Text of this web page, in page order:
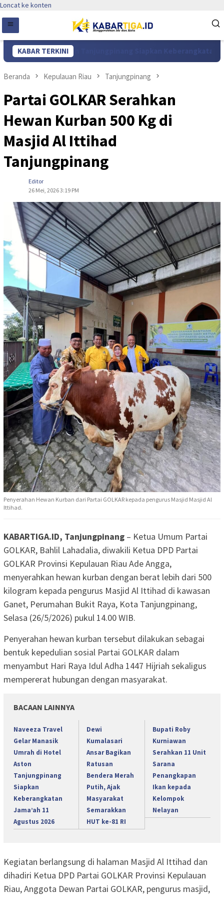
Loncat ke konten
KABAR TERKINI
Hotel Aston Tanjungpinang Siapkan Keberangkatan Jama’ah
Beranda Kepulauan Riau Tanjungpinang
Partai GOLKAR Serahkan
Hewan Kurban 500 Kg di
Masjid Al Ittihad
Tanjungpinang
Editor
26 Mei, 2026 3:19 PM
Penyerahan Hewan Kurban dari Partai GOLKAR kepada pengurus Masjid Masjid Al
Ittihad.
KABARTIGA.ID, Tanjungpinang – Ketua Umum Partai
GOLKAR, Bahlil Lahadalia, diwakili Ketua DPD Partai
GOLKAR Provinsi Kepulauan Riau Ade Angga,
menyerahkan hewan kurban dengan berat lebih dari 500
kilogram kepada pengurus Masjid Al Ittihad di kawasan
Ganet, Perumahan Bukit Raya, Kota Tanjungpinang,
Selasa (26/5/2026) pukul 14.00 WIB.
Penyerahan hewan kurban tersebut dilakukan sebagai
bentuk kepedulian sosial Partai GOLKAR dalam
menyambut Hari Raya Idul Adha 1447 Hijriah sekaligus
mempererat hubungan dengan masyarakat.
BACAAN LAINNYA
Naveeza Travel
Gelar Manasik
Umrah di Hotel
Aston
Tanjungpinang
Siapkan
Keberangkatan
Jama’ah 11
Agustus 2026
Dewi
Kumalasari
Ansar Bagikan
Ratusan
Bendera Merah
Putih, Ajak
Masyarakat
Semarakkan
HUT ke-81 RI
Bupati Roby
Kurniawan
Serahkan 11 Unit
Sarana
Penangkapan
Ikan kepada
Kelompok
Nelayan
Kegiatan berlangsung di halaman Masjid Al Ittihad dan
dihadiri Ketua DPD Partai GOLKAR Provinsi Kepulauan
Riau, Anggota Dewan Partai GOLKAR, pengurus masjid,